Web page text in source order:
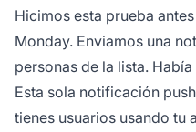
Hicimos esta prueba
Monday. Enviamos una
personas de la lista.
Esta sola notificación
tienes usuarios usando tu